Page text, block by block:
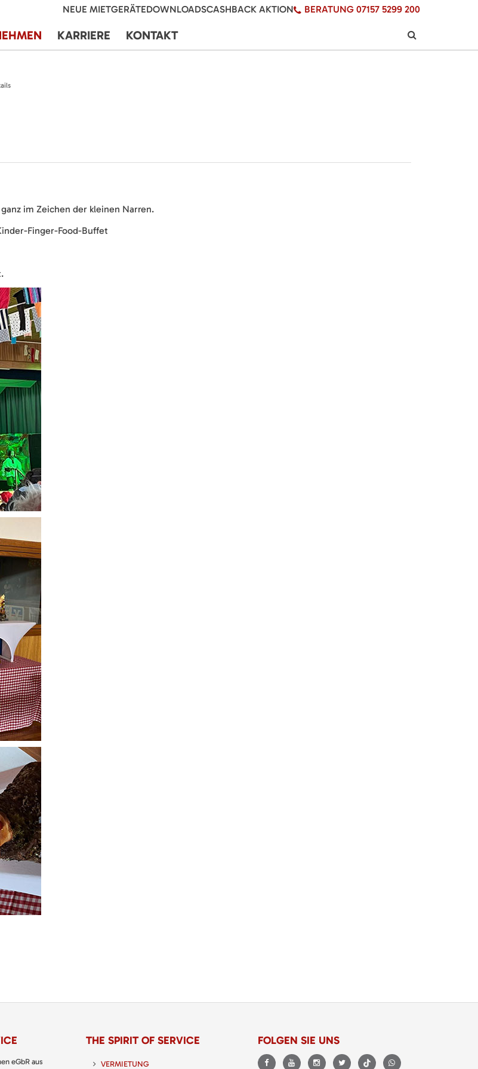
NEUE MIETGERÄTEDOWNLOADSCASHBACK AKTION BERATUNG 07157 5299 200
KARRIERE KONTAKT
im Zeichen der kleinen Narren.
Finger-Food-Buffet
eGbR aus
THE SPIRIT OF SERVICE
VERMIETUNG
FOLGEN SIE UNS